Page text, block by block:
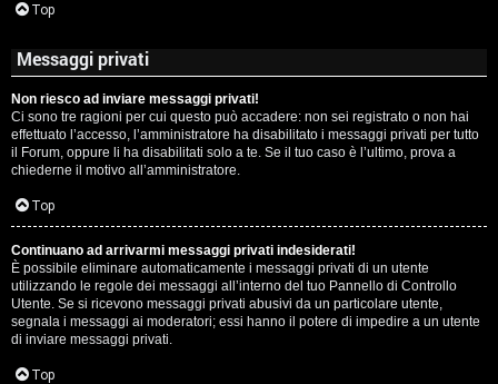
Top
Messaggi privati
Non riesco ad inviare messaggi privati!
Ci sono tre ragioni per cui questo può accadere: non sei registrato o non hai
effettuato l’accesso, l’amministratore ha disabilitato i messaggi privati per tutto
il Forum, oppure li ha disabilitati solo a te. Se il tuo caso è l’ultimo, prova a
chiederne il motivo all’amministratore.
Top
Continuano ad arrivarmi messaggi privati indesiderati!
È possibile eliminare automaticamente i messaggi privati ​​di un utente
utilizzando le regole dei messaggi all’interno del tuo Pannello di Controllo
Utente. Se si ricevono messaggi privati ​​abusivi da un particolare utente,
segnala i messaggi ai moderatori; essi hanno il potere di impedire a un utente
di inviare messaggi privati​​.
Top